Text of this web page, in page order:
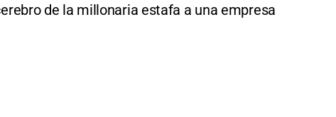
de la millonaria estafa a una empresa